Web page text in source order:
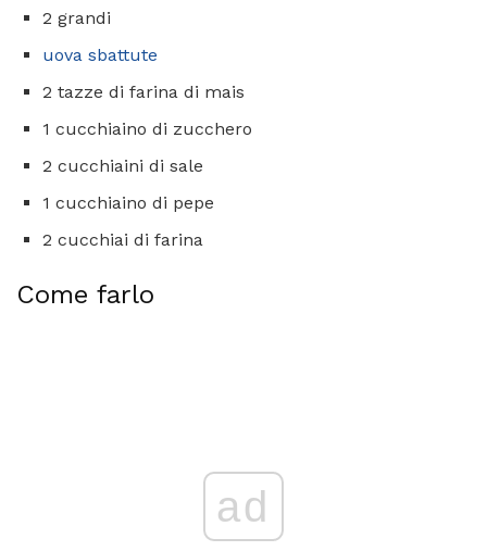
2 grandi
uova sbattute
2 tazze di farina di mais
1 cucchiaino di zucchero
2 cucchiaini di sale
1 cucchiaino di pepe
2 cucchiai di farina
Come farlo
ad